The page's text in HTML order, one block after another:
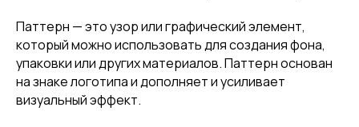
Паттерн — это узор или графический элемент,
который можно использовать для создания фона,
упаковки или других материалов. Паттерн основан
на знаке логотипа и дополняет и усиливает
визуальный эффект.